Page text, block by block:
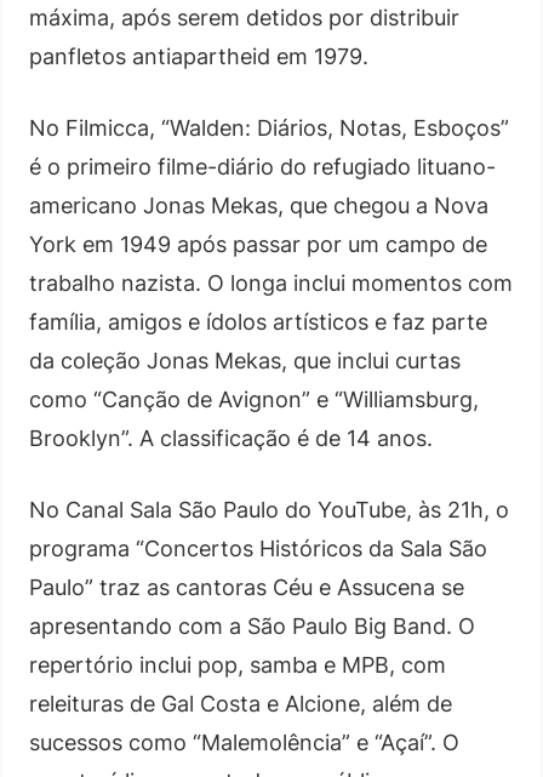
máxima, após serem detidos por distribuir
panfletos antiapartheid em 1979.
No Filmicca, “Walden: Diários, Notas, Esboços”
é o primeiro filme-diário do refugiado lituano-
americano Jonas Mekas, que chegou a Nova
York em 1949 após passar por um campo de
trabalho nazista. O longa inclui momentos com
família, amigos e ídolos artísticos e faz parte
da coleção Jonas Mekas, que inclui curtas
como “Canção de Avignon” e “Williamsburg,
Brooklyn”. A classificação é de 14 anos.
No Canal Sala São Paulo do YouTube, às 21h, o
programa “Concertos Históricos da Sala São
Paulo” traz as cantoras Céu e Assucena se
apresentando com a São Paulo Big Band. O
repertório inclui pop, samba e MPB, com
releituras de Gal Costa e Alcione, além de
sucessos como “Malemolência” e “Açaí”. O